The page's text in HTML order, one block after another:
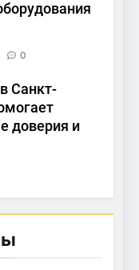
0
Санкт-
доверия и